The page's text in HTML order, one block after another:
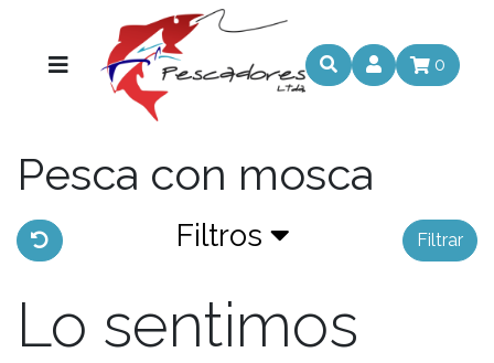
0
Pesca con mosca
Filtros Filtrar
Lo sentimos